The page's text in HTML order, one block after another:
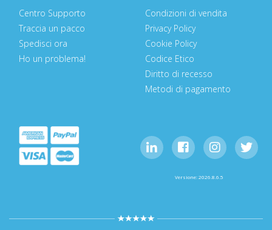
Centro Supporto
Traccia un pacco
Spedisci ora
Ho un problema!
Condizioni di vendita
Privacy Policy
Cookie Policy
Codice Etico
Diritto di recesso
Metodi di pagamento
Versione: 2026.8.6.5